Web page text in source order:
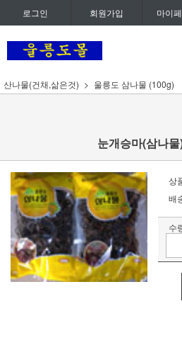
로그인 회원가입 마이
산나물(건채,삶은것) 울릉도 삼나물 (100g)
눈개승마(삼나
상
배
수